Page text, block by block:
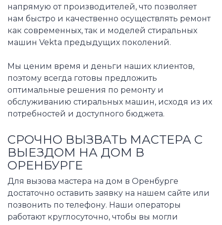
напрямую от производителей, что позволяет
нам быстро и качественно осуществлять ремонт
как современных, так и моделей стиральных
машин Vekta предыдущих поколений.
Мы ценим время и деньги наших клиентов,
поэтому всегда готовы предложить
оптимальные решения по ремонту и
обслуживанию стиральных машин, исходя из их
потребностей и доступного бюджета.
СРОЧНО ВЫЗВАТЬ МАСТЕРА С
ВЫЕЗДОМ НА ДОМ В
ОРЕНБУРГЕ
Для вызова мастера на дом в Оренбурге
достаточно оставить заявку на нашем сайте или
позвонить по телефону. Наши операторы
работают круглосуточно, чтобы вы могли